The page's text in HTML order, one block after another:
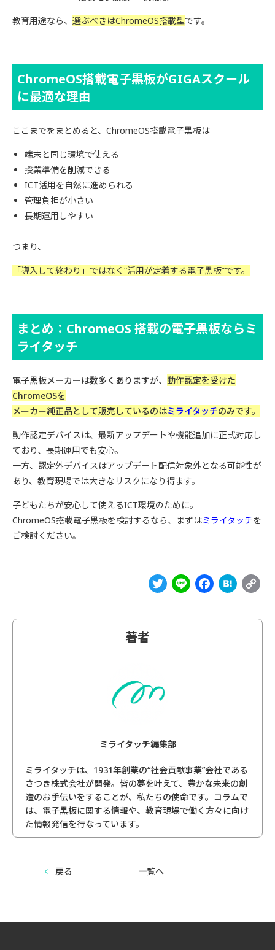
教育用途なら、 選ぶべきはChromeOS搭載型です。
ChromeOS搭載電子黒板がGIGAスクール
に最適な理由
ここまでをまとめると、ChromeOS搭載電子黒板は
端末と同じ環境で使える
授業準備を削減できる
ICT活用を自然に進められる
管理負担が小さい
長期運用しやすい
つまり、
「導入して終わり」ではなく“活用が定着する電子黒板”です。
まとめ：ChromeOS 搭載の電子黒板ならミ
ライタッチ
電子黒板メーカーは数多くありますが、 動作認定を受けた
ChromeOSを
メーカー純正品として販売しているのはミライタッチのみです。
動作認定デバイスは、最新アップデートや機能追加に正式対応し
ており、長期運用でも安心。
一方、認定外デバイスはアップデート配信対象外となる可能性が
あり、教育現場では大きなリスクになり得ます。
子どもたちが安心して使えるICT環境のために。
ChromeOS搭載電子黒板を検討するなら、まずはミライタッチを
ご検討ください。
Twitter
Line
著者
ミライタッチ編集部
ミライタッチは、1931年創業の“社会貢献事業”会社である
さつき株式会社が開発。皆の夢を叶えて、豊かな未来の創
造のお手伝いをすることが、私たちの使命です。コラムで
は、電子黒板に関する情報や、教育現場で働く方々に向け
た情報発信を行なっています。
戻る 一覧へ